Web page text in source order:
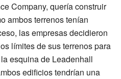
Company, quería construir
ambos terrenos tenían
las empresas decidieron
límites de sus terrenos para
esquina de Leadenhall
edificios tendrían una